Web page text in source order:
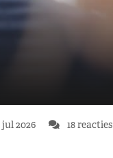
jul 2026 18 reacties